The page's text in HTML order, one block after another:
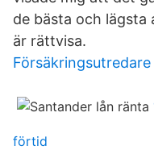
de bästa och
är rättvisa.
förtid